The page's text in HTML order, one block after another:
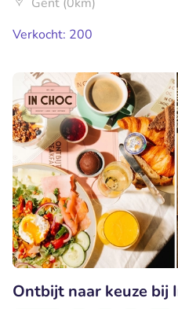
Verkocht: 200
Ontbijt naar keuze bij